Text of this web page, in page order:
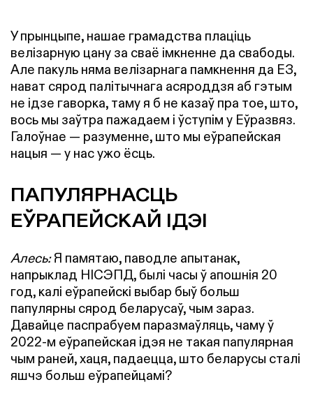
У прынцыпе, нашае грамадства плаціць
велізарную цану за сваё імкненне да свабоды.
Але пакуль няма велізарнага памкнення да ЕЗ,
нават сярод палітычнага асяроддзя аб гэтым
не ідзе гаворка, таму я б не казаў пра тое, што,
вось мы заўтра пажадаем і ўступім у Еўразвяз.
Галоўнае — разуменне, што мы еўрапейская
нацыя — у нас ужо ёсць.
ПАПУЛЯРНАСЦЬ
ЕЎРАПЕЙСКАЙ ІДЭІ
Алесь:Я памятаю, паводле апытанак,
напрыклад НІСЭПД, былі часы ў апошнія 20
год, калі еўрапейскі выбар быў больш
папулярны сярод беларусаў, чым зараз.
Давайце паспрабуем паразмаўляць, чаму ў
2022-м еўрапейская ідэя не такая папулярная
чым раней, хаця, падаецца, што беларусы сталі
яшчэ больш еўрапейцамі?